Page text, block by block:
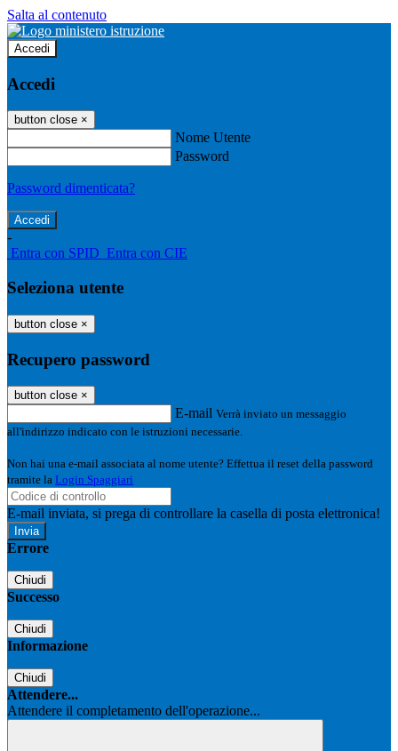
Salta al contenuto
Accedi
Accedi
button close ×
Nome Utente
Password
Password dimenticata?
-
Entra con SPID Entra con CIE
Seleziona utente
button close ×
Recupero password
button close ×
E-mail Verrà inviato un messaggio
all'indirizzo indicato con le istruzioni necessarie.
Non hai una e-mail associata al nome utente? Effettua il reset della password
tramite la Login Spaggiari
E-mail inviata, si prega di controllare la casella di posta elettronica!
Errore
Chiudi
Successo
Chiudi
Informazione
Chiudi
Attendere...
Attendere il completamento dell'operazione...